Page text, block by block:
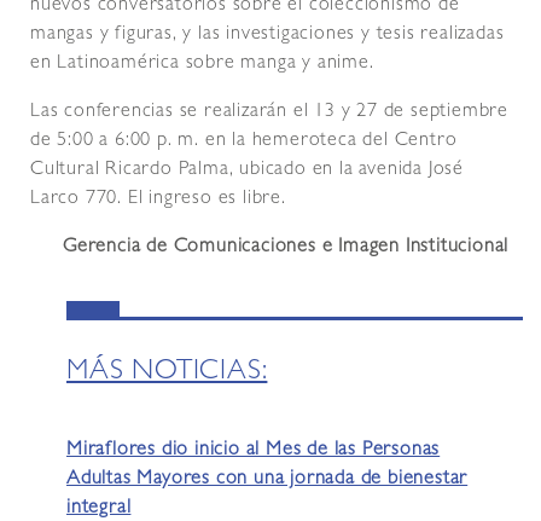
nuevos conversatorios sobre el coleccionismo de
mangas y figuras, y las investigaciones y tesis realizadas
en Latinoamérica sobre manga y anime.
Las conferencias se realizarán el 13 y 27 de septiembre
de 5:00 a 6:00 p. m. en la hemeroteca del Centro
Cultural Ricardo Palma, ubicado en la avenida José
Larco 770. El ingreso es libre.
Gerencia de Comunicaciones e Imagen Institucional
MÁS NOTICIAS:
Miraflores dio inicio al Mes de las Personas
Adultas Mayores con una jornada de bienestar
integral